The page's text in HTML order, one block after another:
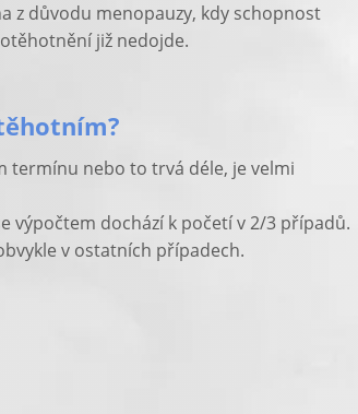
z důvodu menopauzy, kdy schopnost
již nedojde.
termínu nebo to trvá déle, je velmi
výpočtem dochází k početí v 2/3 případů.
v ostatních případech.